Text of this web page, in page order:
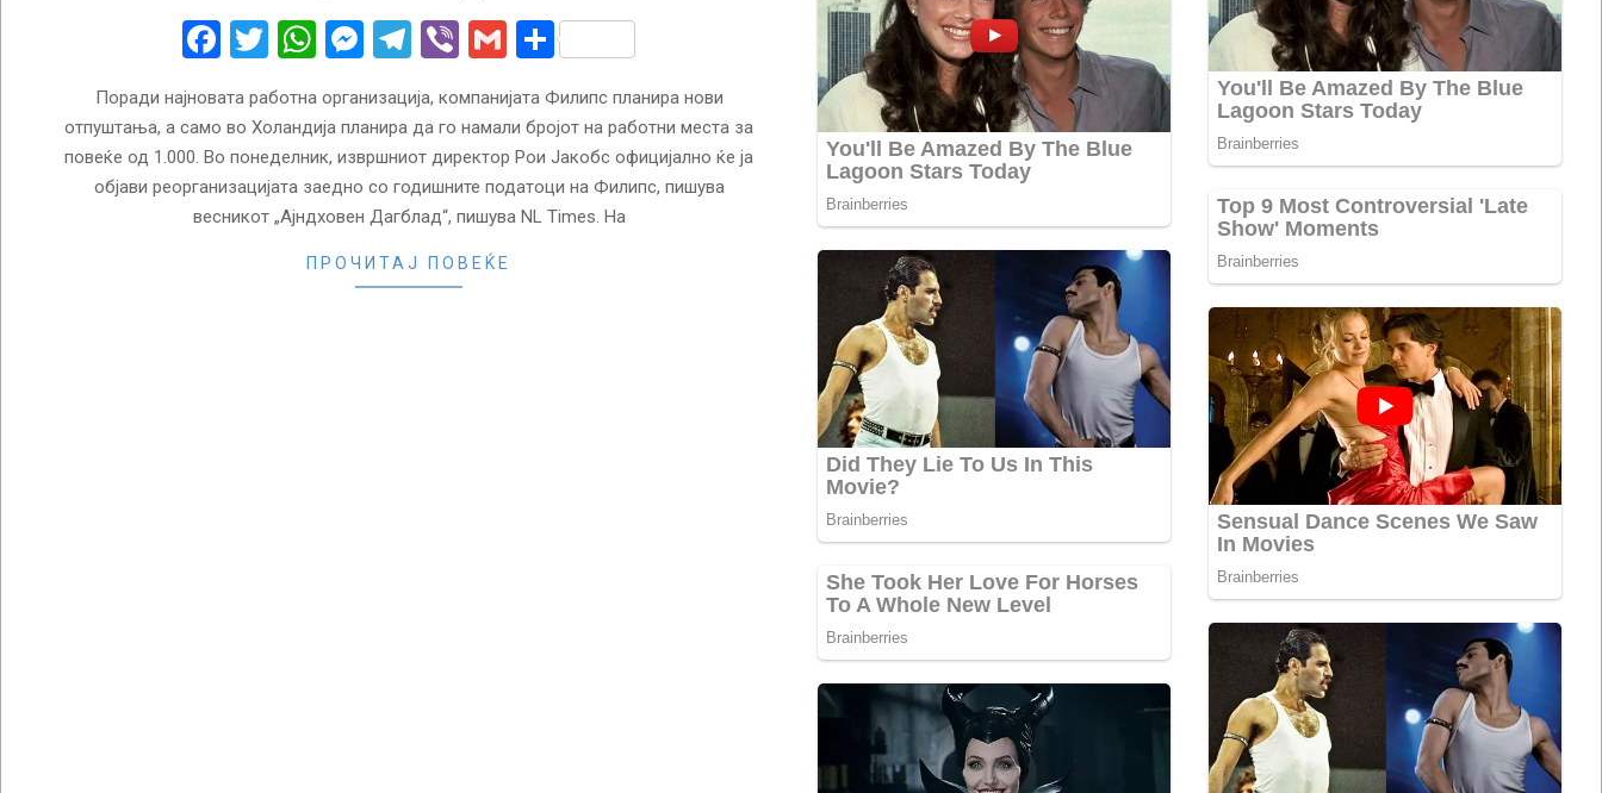
Facebook
TwitterWhatsApp
Messenger
Telegram
ViberGmailShare
Поради најновата работна организација, компанијата Филипс планира нови
отпуштања, а само во Холандија планира да го намали бројот на работни места за
повеќе од 1.000. Во понеделник, извршниот директор Рои Јакобс официјално ќе ја
објави реорганизацијата заедно со годишните податоци на Филипс, пишува
весникот „Ајндховен Дагблад“, пишува NL Times. На
ПРОЧИТАЈ ПОВЕЌЕ